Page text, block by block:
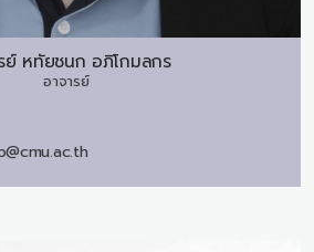
ย์ หทัยชนก อภิโกมลกร
อาจารย์